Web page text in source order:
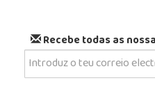
Recebe todas as